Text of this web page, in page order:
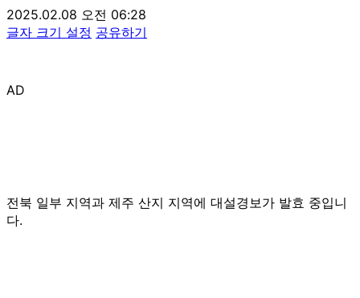
2025.02.08 오전 06:28
글자 크기 설정 공유하기
AD
전북 일부 지역과 제주 산지 지역에 대설경보가 발효 중입니
다.